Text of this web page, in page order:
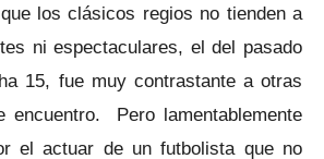
los clásicos regios no tienden a
ni espectaculares, el del pasado
15, fue muy contrastante a otras
encuentro. Pero lamentablemente
el actuar de un futbolista que no